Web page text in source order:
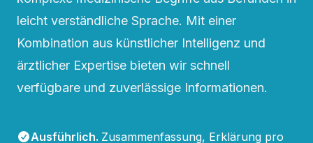
leicht verständliche Sprache. Mit einer
Kombination aus künstlicher Intelligenz und
ärztlicher Expertise bieten wir schnell
verfügbare und zuverlässige Informationen.
Ausführlich. Zusammenfassung, Erklärung pro